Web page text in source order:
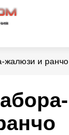
жалюзи и ранчо